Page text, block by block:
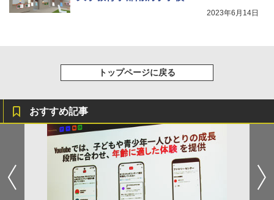
2023年6月14日
トップページに戻る
おすすめ記事